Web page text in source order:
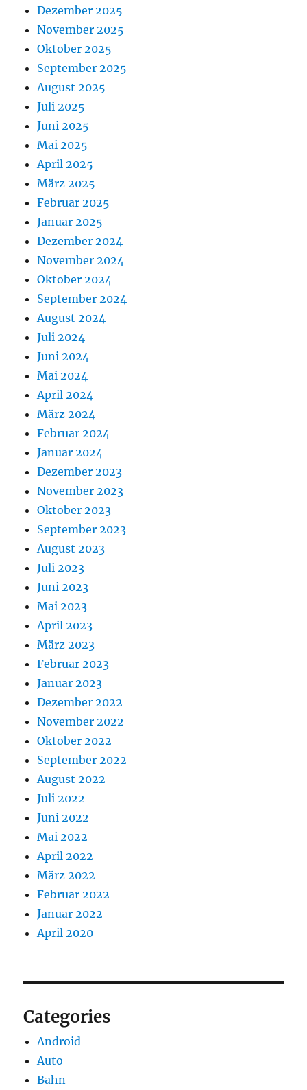
Dezember 2025
November 2025
Oktober 2025
September 2025
August 2025
Juli 2025
Juni 2025
Mai 2025
April 2025
März 2025
Februar 2025
Januar 2025
Dezember 2024
November 2024
Oktober 2024
September 2024
August 2024
Juli 2024
Juni 2024
Mai 2024
April 2024
März 2024
Februar 2024
Januar 2024
Dezember 2023
November 2023
Oktober 2023
September 2023
August 2023
Juli 2023
Juni 2023
Mai 2023
April 2023
März 2023
Februar 2023
Januar 2023
Dezember 2022
November 2022
Oktober 2022
September 2022
August 2022
Juli 2022
Juni 2022
Mai 2022
April 2022
März 2022
Februar 2022
Januar 2022
April 2020
Categories
Android
Auto
Bahn